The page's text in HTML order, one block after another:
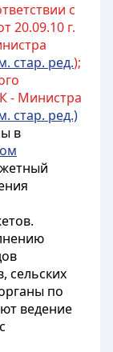
с
20.09.10 г.
стар. ред.);
- Министра
стар. ред.)
в
сельских
по
ведение